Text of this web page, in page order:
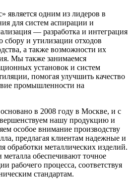
одним из лидеров в
для систем аспирации и
— разработка и интеграция
и утилизации отходов
а также возможности их
Мы также занимаемся
установок и систем
помогая улучшить качество
промышленности на
в 2008 году в Москве, и с
нашу продукцию и
особое внимание производству
предлагая клиентам надежные и
обработки металлических изделий.
обеспечивают точное
рабочего процесса, соответствуя
стандартам.